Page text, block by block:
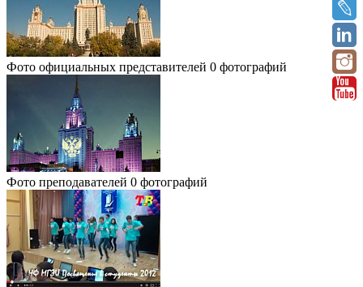
Фото официальных представителей 0 фотографий
Фото преподавателей 0 фотографий